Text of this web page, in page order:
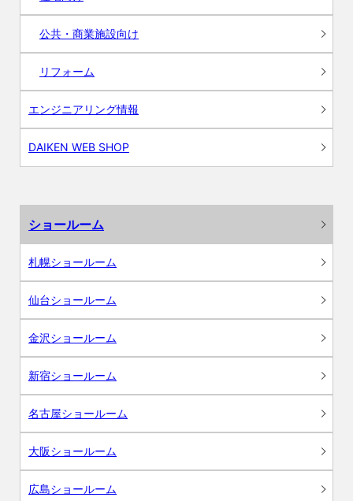
公共・商業施設向け
リフォーム
エンジニアリング情報
DAIKEN WEB SHOP
ショールーム
札幌ショールーム
仙台ショールーム
金沢ショールーム
新宿ショールーム
名古屋ショールーム
大阪ショールーム
広島ショールーム